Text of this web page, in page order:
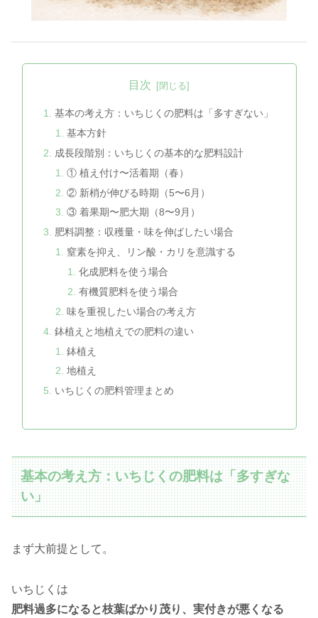
目次
基本の考え方：いちじくの肥料は「多すぎない」
基本方針
成長段階別：いちじくの基本的な肥料設計
① 植え付け〜活着期（春）
② 新梢が伸びる時期（5〜6月）
③ 着果期〜肥大期（8〜9月）
肥料調整：収穫量・味を伸ばしたい場合
窒素を抑え、リン酸・カリを意識する
化成肥料を使う場合
有機質肥料を使う場合
味を重視したい場合の考え方
鉢植えと地植えでの肥料の違い
鉢植え
地植え
いちじくの肥料管理まとめ
基本の考え方：いちじくの肥料は「多すぎな
い」
まず大前提として。
いちじくは
肥料過多になると枝葉ばかり茂り、実付きが悪くなる